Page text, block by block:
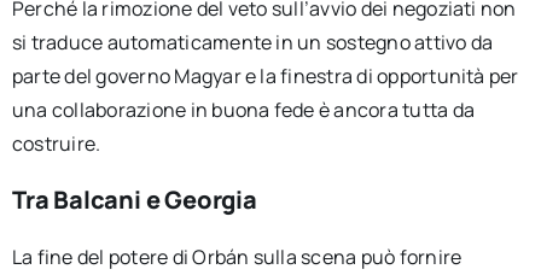
Perché la rimozione del veto sull’avvio dei negoziati non
si traduce automaticamente in un sostegno attivo da
parte del governo Magyar e la finestra di opportunità per
una collaborazione in buona fede è ancora tutta da
costruire.
Tra Balcani e Georgia
La fine del potere di Orbán sulla scena può fornire